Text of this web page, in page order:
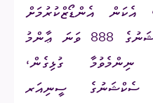
އެކަން އެންޑޯޒްކުރުމަށް
ކޮމިޝަނަށް ހުށަހެޅުމަށް ކޮމިޝަނުގެ 888 ވަނަ ޢާންމު
ނިންމެވުމާ ގުޅިގެން،
ސެކްޝަނުގެ ސީނިއަރ